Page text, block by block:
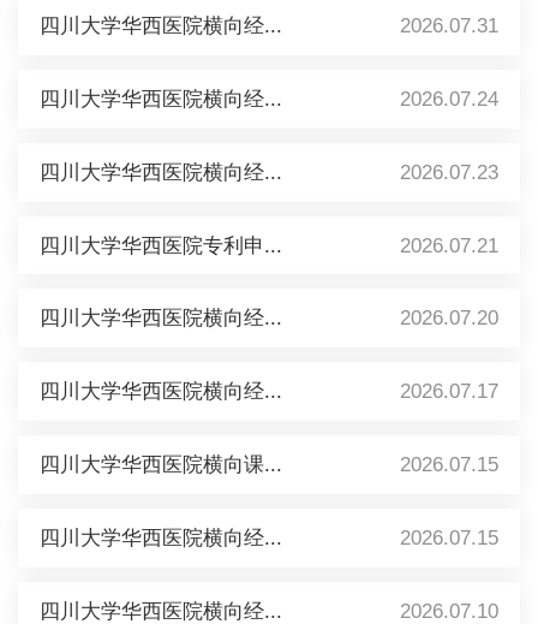
四川大学华西医院横向经... 2026.07.31
四川大学华西医院横向经... 2026.07.24
四川大学华西医院横向经... 2026.07.23
四川大学华西医院专利申... 2026.07.21
四川大学华西医院横向经... 2026.07.20
四川大学华西医院横向经... 2026.07.17
四川大学华西医院横向课... 2026.07.15
四川大学华西医院横向经... 2026.07.15
四川大学华西医院横向经... 2026.07.10